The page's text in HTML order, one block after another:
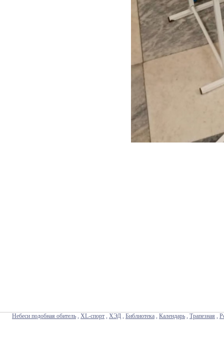
Небеси подобная обитель , XL-спорт , ХЭД , Библиотека , Календарь , Трапезная ,